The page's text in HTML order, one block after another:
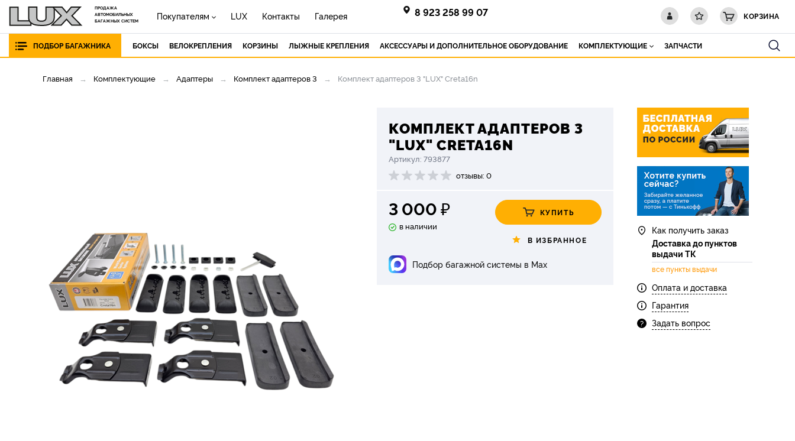
ПРОДАЖА
АВТОМОБИЛЬНЫХ
БАГАЖНЫХ СИСТЕМ
КОРЗИНА
8 923 258 99 07
Покупателям LUX Контакты Галерея
ПОДБОР БАГАЖНИКА БОКСЫ ВЕЛОКРЕПЛЕНИЯ КОРЗИНЫ ЛЫЖНЫЕ КРЕПЛЕНИЯ АКСЕССУАРЫ И ДОПОЛНИТЕЛЬНОЕ ОБОРУДОВАНИЕ КОМПЛЕКТУЮЩИЕ ЗАПЧАСТИ
Главная Комплектующие Адаптеры Комплект адаптеров 3 Комплект адаптеров 3 "LUX" Creta16n
КОМПЛЕКТ АДАПТЕРОВ 3
"LUX" CRETA16N
Артикул: 793877
отзывы: 0
3 000₽
в наличии
КУПИТЬ
В ИЗБРАННОЕ
Подбор багажной системы в Max
Как получить заказ
Доставка до пунктов
выдачи ТК
все пункты выдачи
Оплата и доставка
Гарантия
Задать вопрос